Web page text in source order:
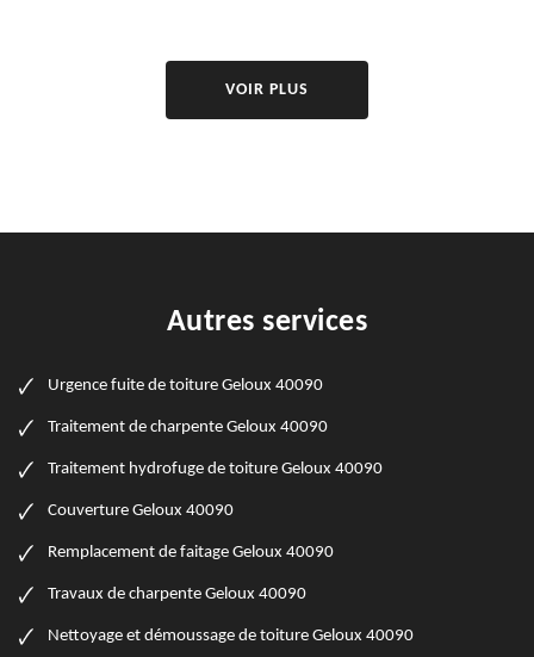
VOIR PLUS
Autres services
Urgence fuite de toiture Geloux 40090
Traitement de charpente Geloux 40090
Traitement hydrofuge de toiture Geloux 40090
Couverture Geloux 40090
Remplacement de faitage Geloux 40090
Travaux de charpente Geloux 40090
Nettoyage et démoussage de toiture Geloux 40090